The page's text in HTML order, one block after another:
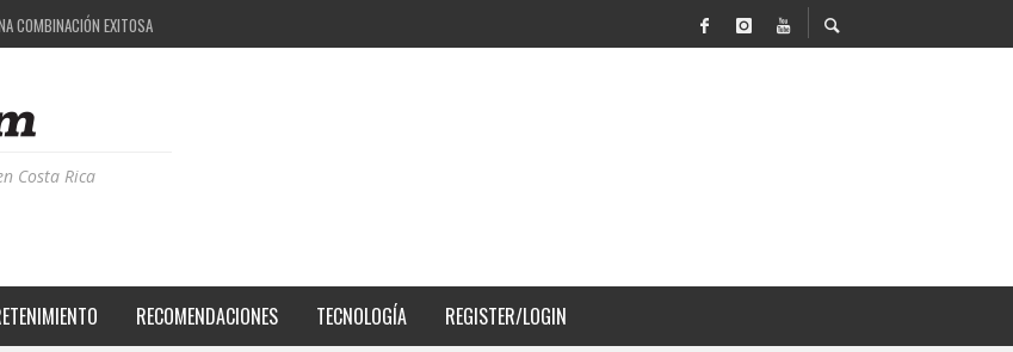
COMBINACIÓN EXITOSA
QUE ESTÁ TRANSFORMANDO LA CALIDAD DE VIDA DEL TRANSEÚNTE TICO CON MOVILIDAD Y PAISAJISMO
REVIEW DE LA PRIMERA EDICIÓN QUE TRAJO EL TALENTO DE MÁS DE 100 DJS A COSTA RICA
Costa Rica
RECOMENDACIONES TECNOLOGÍA REGISTER/LOGIN